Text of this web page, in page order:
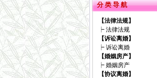
分 类 导 航
【法律法规】
┝ 法律法规
【诉讼离婚】
┝ 诉讼离婚
【婚姻房产】
┝ 婚姻房产
【协议离婚】